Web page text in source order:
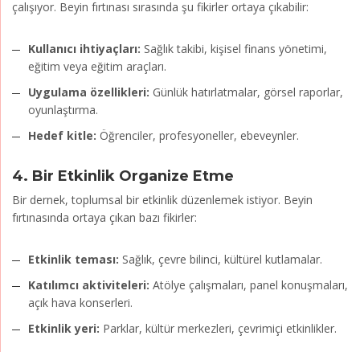
çalışıyor. Beyin fırtınası sırasında şu fikirler ortaya çıkabilir:
Kullanıcı ihtiyaçları: Sağlık takibi, kişisel finans yönetimi,
eğitim veya eğitim araçları.
Uygulama özellikleri: Günlük hatırlatmalar, görsel raporlar,
oyunlaştırma.
Hedef kitle: Öğrenciler, profesyoneller, ebeveynler.
4. Bir Etkinlik Organize Etme
Bir dernek, toplumsal bir etkinlik düzenlemek istiyor. Beyin
fırtınasında ortaya çıkan bazı fikirler:
Etkinlik teması: Sağlık, çevre bilinci, kültürel kutlamalar.
Katılımcı aktiviteleri: Atölye çalışmaları, panel konuşmaları,
açık hava konserleri.
Etkinlik yeri: Parklar, kültür merkezleri, çevrimiçi etkinlikler.